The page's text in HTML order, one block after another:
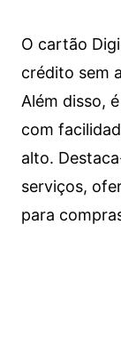
O cartão
crédito sem
Além disso,
com
alto.
serviços,
para